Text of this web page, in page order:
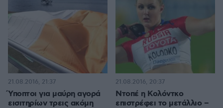
Ύποπτοι για μαύρη αγορά
εισιτηρίων τρεις ακόμη
21.08.2016, 21:37
Ντοπέ η Κολόντκο
επιστρέφει το μετάλλιο –
21.08.2016, 20:37